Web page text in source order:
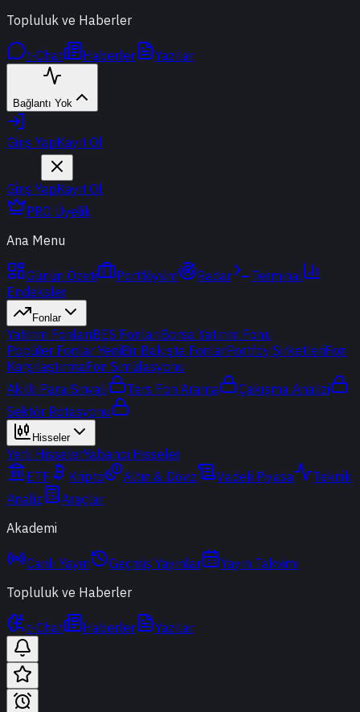
Topluluk ve Haberler
t-Chat Haberler Yazılar
Bağlantı Yok
Giriş YapKayıt Ol
Giriş YapKayıt Ol
PRO Üyelik
Ana Menu
Günün Özeti Portföyüm Radar
Terminal
Endeksler
Fonlar
Yatırım FonlarıBES FonlarıBorsa Yatırım Fonu
Popüler Fonlar YeniBir Bakışta FonlarPortföy ŞirketleriFon
KarşılaştırmaFon Simülasyonu
Akıllı Para Sinyali
Ters Fon Arama
Çakışma Analizi
Sektör Rotasyonu
Hisseler
Yerli HisselerYabancı Hisseler
ETF
Kripto Altın & Döviz Vadeli Piyasa
Teknik
Analiz
Araçlar
Akademi
Canlı Yayın Geçmiş Yayınlar
Yayın Takvimi
Topluluk ve Haberler
t-Chat Haberler Yazılar